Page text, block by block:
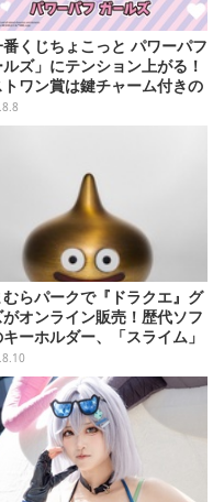
番くじちょこっと パワーパフ
ズ」にテンション上がる！
トワン賞は鍵チャーム付きの
帳スペシャルセット
むらパークで『ドラクエ』グ
がオンライン販売！歴代ソフ
キーホルダー、「スライム」
の剣&盾」などのメタルフ
アも